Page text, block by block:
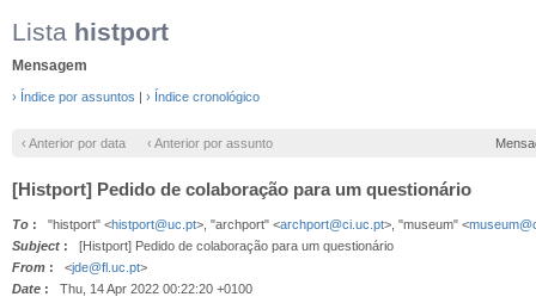
Lista histport
Mensagem
› Índice por assuntos | › Índice cronológico
‹ Anterior por data ‹ Anterior por assunto
[Histport] Pedido de colaboração para um questionário
To : "histport" <histport@uc.pt>, "archport" <archport@ci.uc.pt>, "museum" <
Subject : [Histport] Pedido de colaboração para um questionário
From : <jde@fl.uc.pt>
Date : Thu, 14 Apr 2022 00:22:20 +0100